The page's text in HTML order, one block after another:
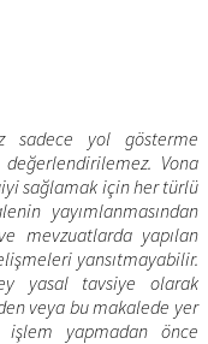
sadece yol gösterme
Vona
sağlamak için her türlü
yayımlanmasından
mevzuatlarda yapılan
yansıtmayabilir.
yasal tavsiye olarak
veya bu makalede yer
yapmadan önce